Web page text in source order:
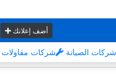
أضف إعلانك
شركات مقاولات شركات الصيانة